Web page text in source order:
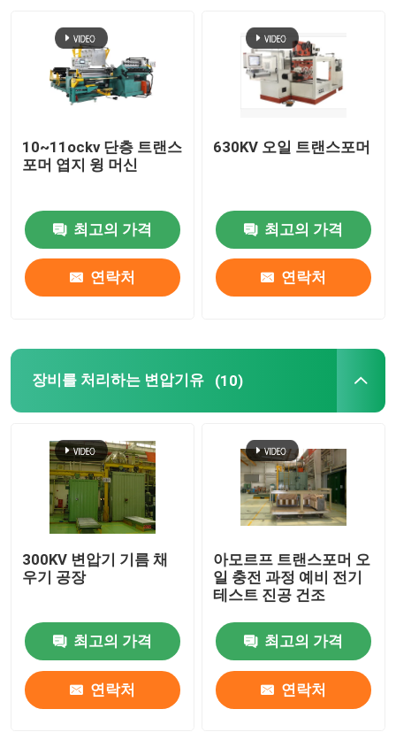
공장 투어
품질 관리
연락처
견적 요청
트랜스 권상기
트랜스포머 오븐
트랜스포머 건조 오븐
진공 樹脂 가출 기계
진공 혼합 주입 장치
진공 Mold Casting
10~11ockv 단층 트랜스
포머 엽지 윙 머신
최고의 가격
연락처
630KV 오일 트랜스포머
최고의 가격
연락처
장비를 처리하는 변압기유 (10)
300KV 변압기 기름 채
우기 공장
최고의 가격
연락처
아모르프 트랜스포머 오
일 충전 과정 예비 전기
테스트 진공 건조
최고의 가격
연락처